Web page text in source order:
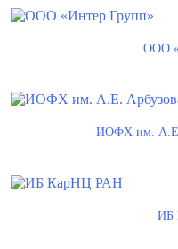
ООО
ИОФХ им. А.Е.
ИБ